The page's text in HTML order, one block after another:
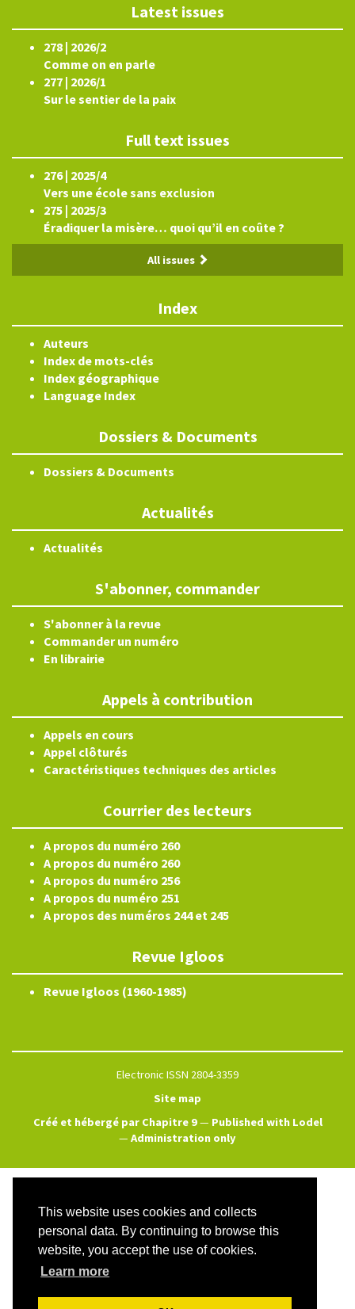
This website uses cookies and collects
personal data. By continuing to browse this
website, you accept the use of cookies.
Learn more
Latest issues
278 | 2026/2
Comme on en parle
277 | 2026/1
Sur le sentier de la paix
Full text issues
276 | 2025/4
Vers une école sans exclusion
275 | 2025/3
Éradiquer la misère… quoi qu’il en coûte ?
All issues
Index
Auteurs
Index de mots-clés
Index géographique
Language Index
Dossiers & Documents
Dossiers & Documents
Actualités
Actualités
S'abonner, commander
S'abonner à la revue
Commander un numéro
En librairie
Appels à contribution
Appels en cours
Appel clôturés
Caractéristiques techniques des articles
Courrier des lecteurs
A propos du numéro 260
A propos du numéro 260
A propos du numéro 256
A propos du numéro 251
A propos des numéros 244 et 245
Revue Igloos
Revue Igloos (1960-1985)
Electronic ISSN 2804-3359
Site map
Créé et hébergé par Chapitre 9— Published with Lodel
— Administration only